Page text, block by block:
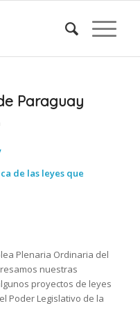
Paraguay
de las leyes que
Plenaria Ordinaria del
nuestras
proyectos de leyes
Poder Legislativo de la